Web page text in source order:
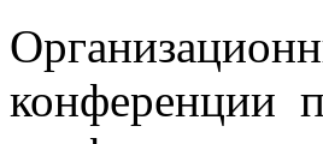
конференции